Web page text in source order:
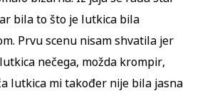
bila to što je lutkica bila
Prvu scenu nisam shvatila jer
nečega, možda krompir,
lutkica mi također nije bila jasna